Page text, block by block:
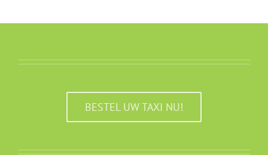
BESTEL UW TAXI NU!